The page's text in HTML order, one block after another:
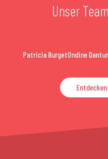
Unser
Patricia BurgetOndine